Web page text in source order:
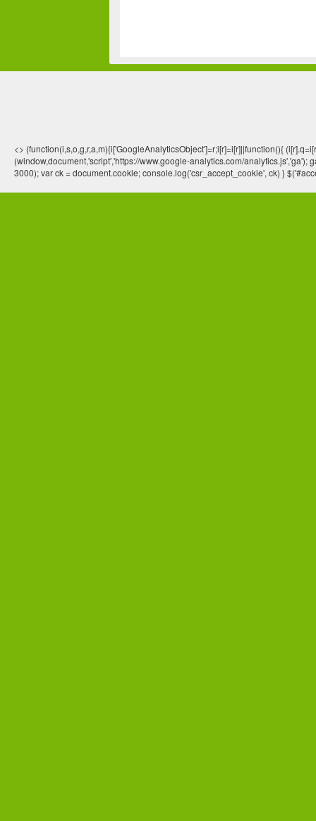
<> (function(i,s,o,g,r,a,m){i['GoogleAnalyticsObject']=r;i[r]=i[r]||function(){
(window,document,'script','https://www.google-analytics.com/
3000); var ck = document.cookie; console.log('csr_accept_cookie', ck) }